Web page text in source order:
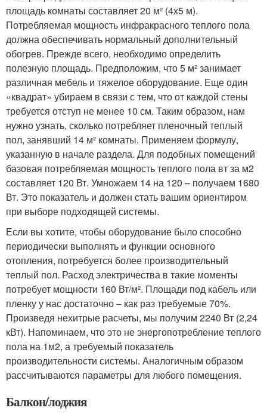
площадь комнаты составляет 20 м² (4х5 м).
Потребляемая мощность инфракрасного теплого пола
должна обеспечивать нормальный дополнительный
обогрев. Прежде всего, необходимо определить
полезную площадь. Предположим, что 5 м² занимает
различная мебель и тяжелое оборудование. Еще один
«квадрат» убираем в связи с тем, что от каждой стены
требуется отступ не менее 10 см. Таким образом, нам
нужно узнать, сколько потребляет пленочный теплый
пол, занявший 14 м² комнаты. Применяем формулу,
указанную в начале раздела. Для подобных помещений
базовая потребляемая мощность теплого пола вт за м2
составляет 120 Вт. Умножаем 14 на 120 – получаем 1680
Вт. Это показатель и должен стать вашим ориентиром
при выборе подходящей системы.
Если вы хотите, чтобы оборудование было способно
периодически выполнять и функции основного
отопления, потребуется более производительный
теплый пол. Расход электричества в такие моменты
потребует мощности 160 Вт/м². Площади под кабель или
пленку у нас достаточно – как раз требуемые 70%.
Произведя нехитрые расчеты, мы получим 2240 Вт (2,24
кВт). Напоминаем, что это не энергопотребление теплого
пола на 1м2, а требуемый показатель
производительности системы. Аналогичным образом
рассчитываются параметры для любого помещения.
Балкон/лоджия